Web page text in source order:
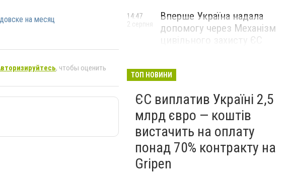
на месяц
, чтобы оценить
Вперше Україна надала
допомогу через Механізм
цивільного захисту ЄС
14:47
2 серпня
ТОП НОВИНИ
ЄС виплатив Україні 2,5
млрд євро — коштів
вистачить на оплату
понад 70% контракту на
Gripen